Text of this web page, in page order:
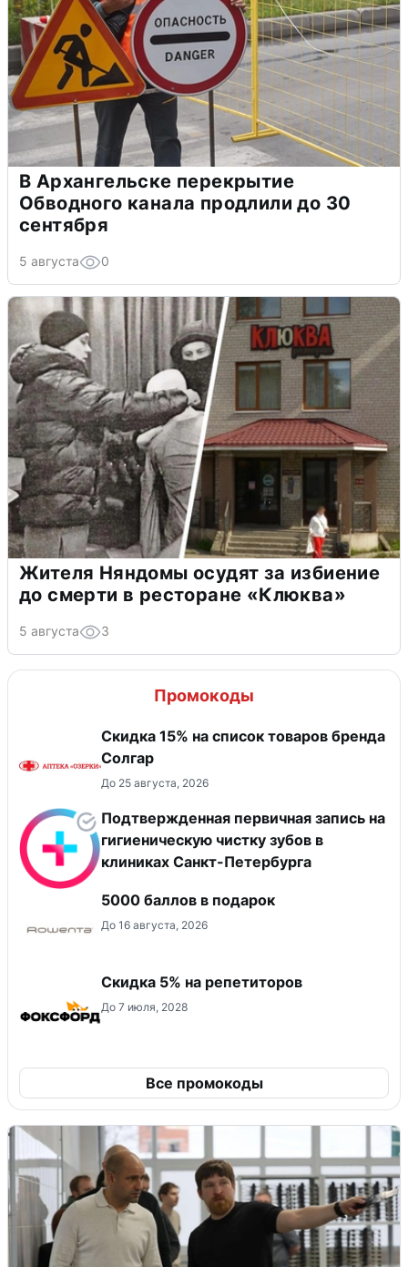
В Архангельске перекрытие
Обводного канала продлили до 30
сентября
5 августа 0
Жителя Няндомы осудят за избиение
до смерти в ресторане «Клюква»
5 августа 3
Промокоды
Скидка 15% на список товаров бренда
Солгар
До 25 августа, 2026
Подтвержденная первичная запись на
гигиеническую чистку зубов в
клиниках Санкт-Петербурга
5000 баллов в подарок
До 16 августа, 2026
Скидка 5% на репетиторов
До 7 июля, 2028
Все промокоды